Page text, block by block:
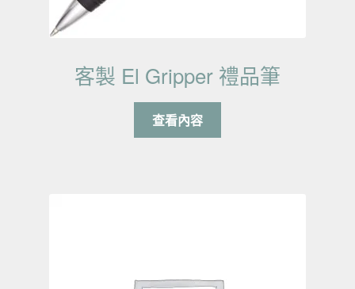
客製 El Gripper 禮品筆
查看內容